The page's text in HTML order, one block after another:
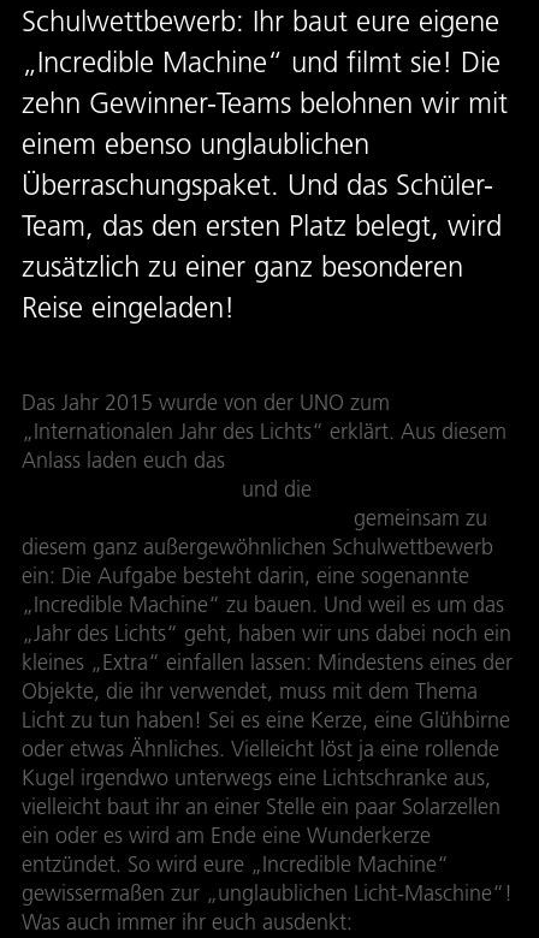
Schulwettbewerb: Ihr baut eure eigene
„Incredible Machine“ und filmt sie! Die
zehn Gewinner-Teams belohnen wir mit
einem ebenso unglaublichen
Überraschungspaket. Und das Schüler-
Team, das den ersten Platz belegt, wird
zusätzlich zu einer ganz besonderen
Reise eingeladen!
Das Jahr 2015 wurde von der UNO zum
„Internationalen Jahr des Lichts“ erklärt. Aus diesem
Anlass laden euch das
und die
gemeinsam zu
diesem ganz außergewöhnlichen Schulwettbewerb
ein: Die Aufgabe besteht darin, eine sogenannte
„Incredible Machine“ zu bauen. Und weil es um das
„Jahr des Lichts“ geht, haben wir uns dabei noch ein
kleines „Extra“ einfallen lassen: Mindestens eines der
Objekte, die ihr verwendet, muss mit dem Thema
Licht zu tun haben! Sei es eine Kerze, eine Glühbirne
oder etwas Ähnliches. Vielleicht löst ja eine rollende
Kugel irgendwo unterwegs eine Lichtschranke aus,
vielleicht baut ihr an einer Stelle ein paar Solarzellen
ein oder es wird am Ende eine Wunderkerze
entzündet. So wird eure „Incredible Machine“
gewissermaßen zur „unglaublichen Licht-Maschine“!
Was auch immer ihr euch ausdenkt: